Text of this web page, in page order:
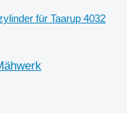
für Taarup 4032